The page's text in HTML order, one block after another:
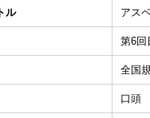
ル アス
第6回
全国
口頭